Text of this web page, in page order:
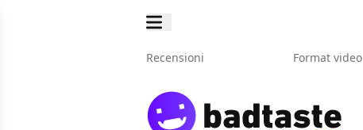
Recensioni Format video